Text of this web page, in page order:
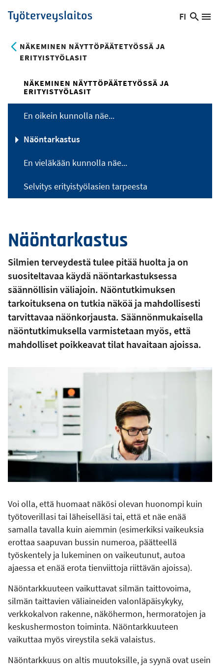
Hyppää
pääsisältöön
Työterveyslaitos
Vaihda
FI
Hae
NÄKEMINEN NÄYTTÖPÄÄTETYÖSSÄ JA
ERITYISTYÖLASIT
Näöntarkastus
Silmien terveydestä tulee pitää huolta ja on
suositeltavaa käydä näöntarkastuksessa
säännöllisin väliajoin. Näöntutkimuksen
tarkoituksena on tutkia näköä ja mahdollisesti
tarvittavaa näönkorjausta. Säännönmukaisella
näöntutkimuksella varmistetaan myös, että
mahdolliset poikkeavat tilat havaitaan ajoissa.
Voi olla, että huomaat näkösi olevan huonompi kuin
työtoverillasi tai läheiselläsi tai, että et näe enää
samalla tavalla kuin aiemmin (esimerkiksi vaikeuksia
erottaa saapuvan bussin numeroa, päätteellä
työskentely ja lukeminen on vaikeutunut, autoa
ajaessa et enää erota tienviittoja riittävän ajoissa).
Näöntarkkuuteen vaikuttavat silmän taittovoima,
silmän taittavien väliaineiden valonläpäisykyky,
verkkokalvon rakenne, näköhermon, hermoratojen ja
keskushermoston toiminta. Näöntarkkuuteen
vaikuttaa myös vireystila sekä valaistus.
Näöntarkkuus on altis muutoksille, ja syynä ovat usein
NÄKEMINEN NÄYTTÖPÄÄTETYÖSSÄ JA
ERITYISTYÖLASIT
En oikein kunnolla näe...
Näöntarkastus
En vieläkään kunnolla näe...
Selvitys erityistyölasien tarpeesta